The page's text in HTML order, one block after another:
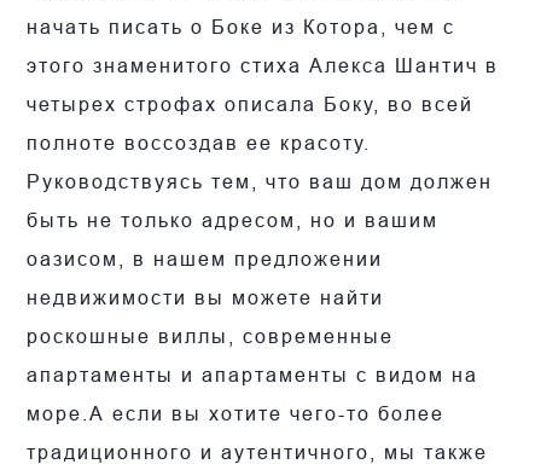
начать писать о Боке из Котора, чем с
этого знаменитого стиха Алекса Шантич в
четырех строфах описала Боку, во всей
полноте воссоздав ее красоту.
Руководствуясь тем, что ваш дом должен
быть не только адресом, но и вашим
оазисом, в нашем предложении
недвижимости вы можете найти
роскошные виллы, современные
апартаменты и апартаменты с видом на
море.А если вы хотите чего-то более
традиционного и аутентичного, мы также